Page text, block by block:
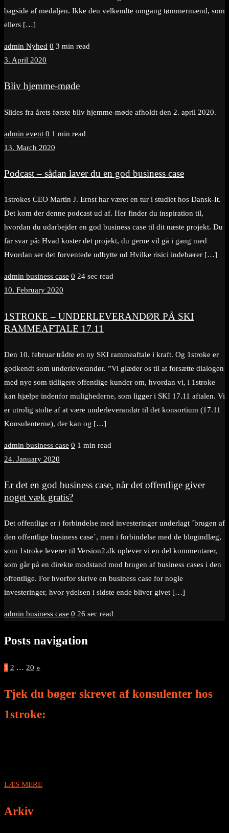
bagside af medaljen. Ikke den velkendte omgang tømmermænd, som
ellers […]
admin Nyhed 0 3 min read
3. April 2020
Bliv hjemme-møde
Slides fra årets første bliv hjemme-møde afholdt den 2. april 2020.
admin event 0 1 min read
13. March 2020
Podcast – sådan laver du en god business case
1strokes CEO Martin J. Ernst har været en tur i studiet hos Dansk-It.
Det kom der denne podcast ud af. Her finder du inspiration til,
hvordan du udarbejder en god business case til dit næste projekt. Du
får svar på: Hvad koster det projekt, du gerne vil gå i gang med
Hvordan ser det forventede udbytte ud Hvilke risici indebærer […]
admin business case 0 24 sec read
10. February 2020
1STROKE – UNDERLEVERANDØR PÅ SKI
RAMMEAFTALE 17.11
Den 10. februar trådte en ny SKI rammeaftale i kraft. Og 1stroke er
godkendt som underleverandør. ”Vi glæder os til at forsætte dialogen
med nye som tidligere offentlige kunder om, hvordan vi, i 1stroke
kan hjælpe indenfor mulighederne, som ligger i SKI 17.11 aftalen. Vi
er utrolig stolte af at være underleverandør til det konsortium (17.11
Konsulenterne), der kan og […]
admin business case 0 1 min read
24. January 2020
Er det en god business case, når det offentlige giver
noget væk gratis?
Det offentlige er i forbindelse med investeringer underlagt ´brugen af
den offentlige business case´, men i forbindelse med de blogindlæg,
som 1stroke leverer til Version2.dk oplever vi en del kommentarer,
som går på en direkte modstand mod brugen af business cases i den
offentlige. For hvorfor skrive en business case for nogle
investeringer, hvor ydelsen i sidste ende bliver givet […]
admin business case 0 26 sec read
Posts navigation
1 2 … 20 »
Tjek du bøger skrevet af konsulenter hos
1stroke:
LÆS MERE
Arkiv